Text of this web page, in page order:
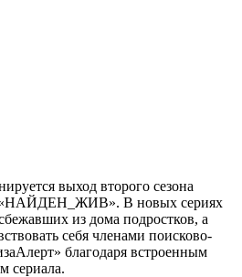
выход второго сезона
«НАЙДЕН_ЖИВ». В новых сериях
из дома подростков, а
себя членами поисково-
благодаря встроенным
сериала.